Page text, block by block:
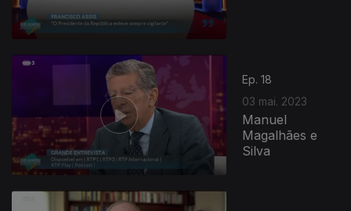
Ep. 18
03 mai. 2023
Manuel
Magalhães e
Silva
687608